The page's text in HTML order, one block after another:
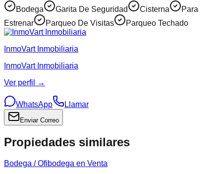
Bodega Garita De Seguridad Cisterna
Para
Estrenar
Parqueo De Visitas Parqueo Techado
InmoVart Inmobiliaria
InmoVart Inmobiliaria
Ver perfil →
WhatsApp Llamar
Enviar Correo
Propiedades similares
Bodega / Ofibodega en Venta